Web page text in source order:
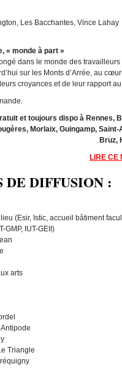
Les Bacchantes, Vince Lahay
« monde à part »
dans le monde des
sur les Monts d’Arrée, au
croyances et de leur rapport
et toujours dispo à Rennes,
Morlaix, Guingamp,
Bruz,
LIRE CE
DE DIFFUSION :
(Esir, Istic, accueil bâtiment
GMP, IUT-GEII)
arts
Triangle